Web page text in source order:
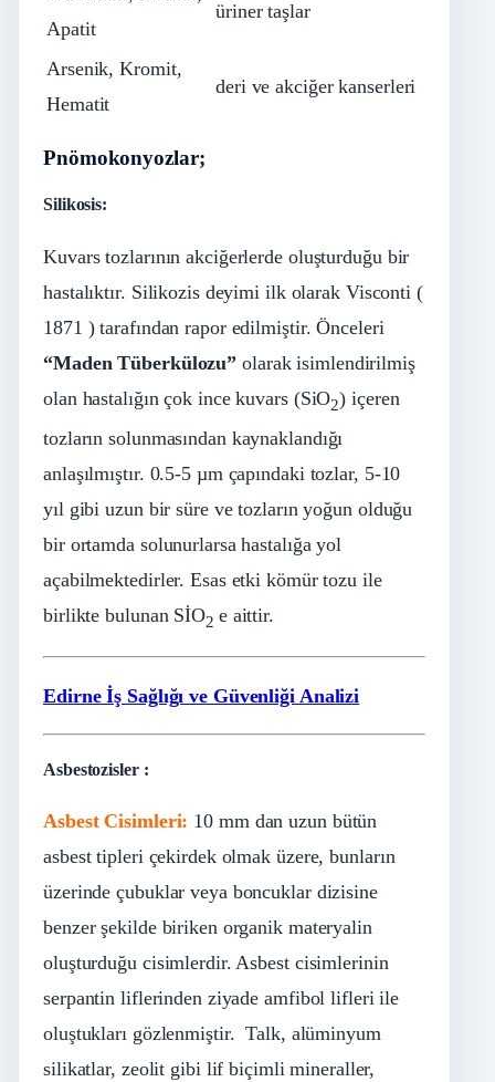
Apatit
üriner taşlar
Arsenik, Kromit,
Hematit
deri ve akciğer kanserleri
Pnömokonyozlar;
Silikosis:
Kuvars tozlarının akciğerlerde oluşturduğu bir
hastalıktır. Silikozis deyimi ilk olarak Visconti (
1871 ) tarafından rapor edilmiştir. Önceleri
“Maden Tüberkülozu” olarak isimlendirilmiş
olan hastalığın çok ince kuvars (SiO2) içeren
tozların solunmasından kaynaklandığı
anlaşılmıştır. 0.5-5 µm çapındaki tozlar, 5-10
yıl gibi uzun bir süre ve tozların yoğun olduğu
bir ortamda solunurlarsa hastalığa yol
açabilmektedirler. Esas etki kömür tozu ile
birlikte bulunan SİO2 e aittir.
Edirne İş Sağlığı ve Güvenliği Analizi
Asbestozisler :
Asbest Cisimleri: 10 mm dan uzun bütün
asbest tipleri çekirdek olmak üzere, bunların
üzerinde çubuklar veya boncuklar dizisine
benzer şekilde biriken organik materyalin
oluşturduğu cisimlerdir. Asbest cisimlerinin
serpantin liflerinden ziyade amfibol lifleri ile
oluştukları gözlenmiştir. Talk, alüminyum
silikatlar, zeolit gibi lif biçimli mineraller,